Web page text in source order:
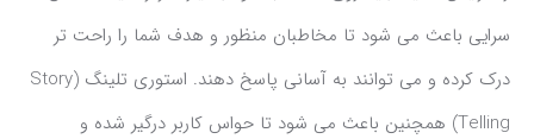
سرایی باعث می شود تا مخاطبان منظور و هدف شما را راحت تر
درک کرده و می توانند به آسانی پاسخ دهند. استوری تلینگ (Story
Telling) همچنین باعث می شود تا حواس کاربر درگیر شده و